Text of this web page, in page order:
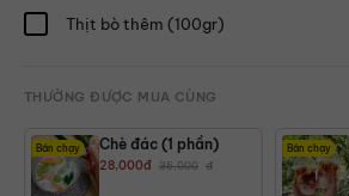
Thịt bò thêm (100gr)
THƯỜNG ĐƯỢC MUA CÙNG
Bán chạy Chè đác (1 phần)
28,000đ 35,000 đ
Bán chạy